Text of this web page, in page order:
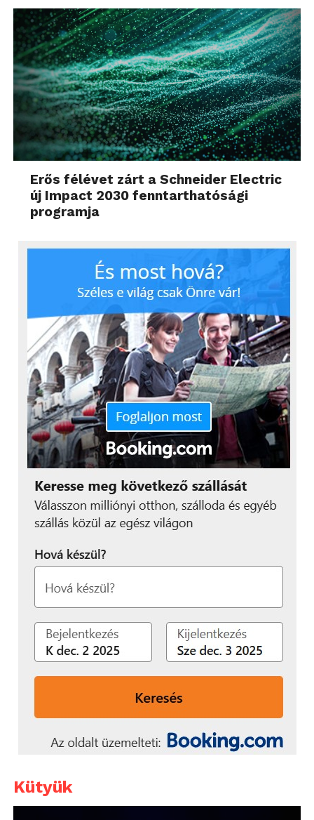
Erős félévet zárt a Schneider Electric
új Impact 2030 fenntarthatósági
programja
Kütyük